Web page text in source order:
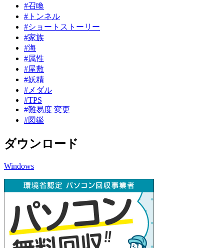
#召喚
#トンネル
#ショートストーリー
#家族
#海
#属性
#屋敷
#妖精
#メダル
#TPS
#難易度 変更
#図鑑
ダウンロード
Windows